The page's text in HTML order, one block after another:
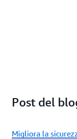
Post del
Migliora la